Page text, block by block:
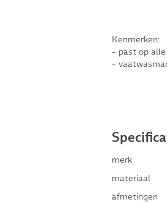
Kenmerken:
- past op alle
-
merk
materiaal
afmetingen